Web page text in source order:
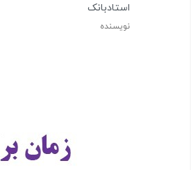
استادبانک
نویسنده